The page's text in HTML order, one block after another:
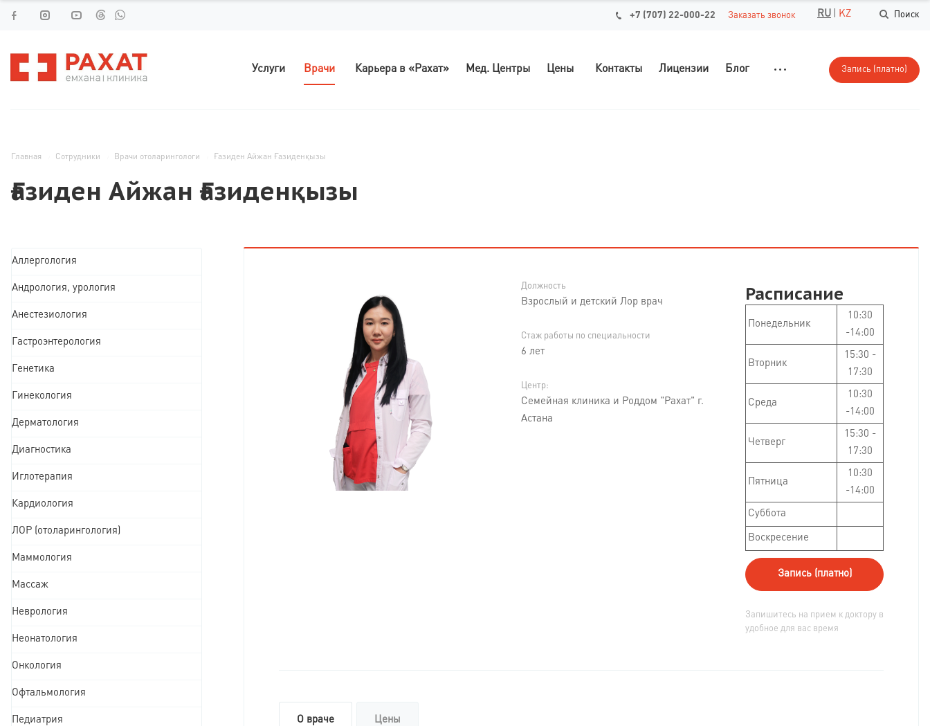
Поиск
RU KZ
+7 (707) 22-000-22 Заказать звонок
Запись (платно)
Услуги Врачи Карьера в «Рахат» Мед. Центры Цены Контакты Лицензии Блог
Главная Сотрудники Врачи отоларингологи Ғазиден Айжан Ғазиденқызы
Ғазиден Айжан Ғазиденқызы
Аллергология
Андрология, урология
Анестезиология
Гастроэнтерология
Генетика
Гинекология
Дерматология
Диагностика
Иглотерапия
Кардиология
ЛОР (отоларингология)
Маммология
Массаж
Неврология
Неонатология
Онкология
Офтальмология
Педиатрия
Расписание
Понедельник
10:30
-14:00
Вторник
15:30 -
17:30
Среда
10:30
-14:00
Четверг
15:30 -
17:30
Пятница
10:30
-14:00
Суббота
Воскресение
Запись (платно)
Запишитесь на прием к доктору в
удобное для вас время
Должность
Взрослый и детский Лор врач
Стаж работы по специальности
6 лет
Центр:
Семейная клиника и Роддом "Рахат" г.
Астана
О враче Цены